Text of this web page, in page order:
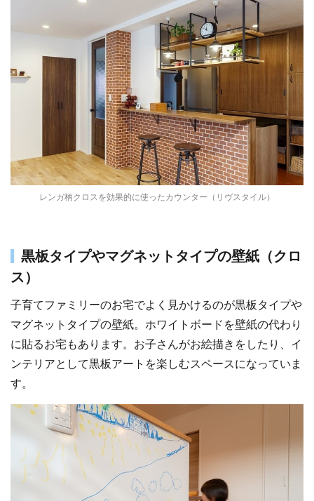
レンガ柄クロスを効果的に使ったカウンター（リヴスタイル）
黒板タイプやマグネットタイプの壁紙（クロ
ス）
子育てファミリーのお宅でよく見かけるのが黒板タイプや
マグネットタイプの壁紙。ホワイトボードを壁紙の代わり
に貼るお宅もあります。お子さんがお絵描きをしたり、イ
ンテリアとして黒板アートを楽しむスペースになっていま
す。